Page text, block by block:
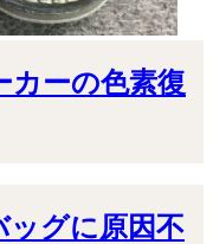
カーの色素復
ッグに原因不